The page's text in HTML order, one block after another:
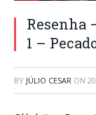
Resenha
1 –
BY JÚLIO CESAR ON